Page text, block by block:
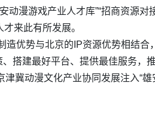
漫游戏产业人才库”“招商资源对
来此有所发展。
优势与北京的IP资源优势相结
搭建最好平台、提供最佳服务，
冀动漫文化产业协同发展注入“雄